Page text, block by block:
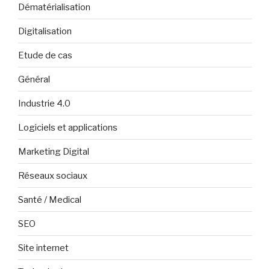
Dématérialisation
Digitalisation
Etude de cas
Général
Industrie 4.0
Logiciels et applications
Marketing Digital
Réseaux sociaux
Santé / Medical
SEO
Site internet